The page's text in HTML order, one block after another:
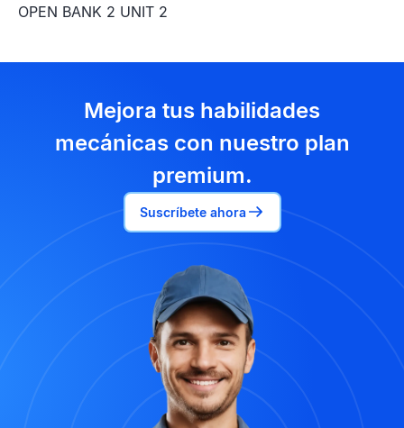
OPEN BANK 2 UNIT 2
Mejora tus habilidades
mecánicas con nuestro plan
premium.
Suscríbete ahora